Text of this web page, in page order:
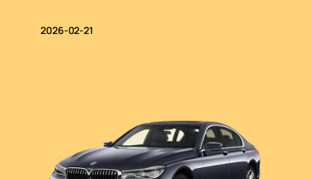
2026-02-21